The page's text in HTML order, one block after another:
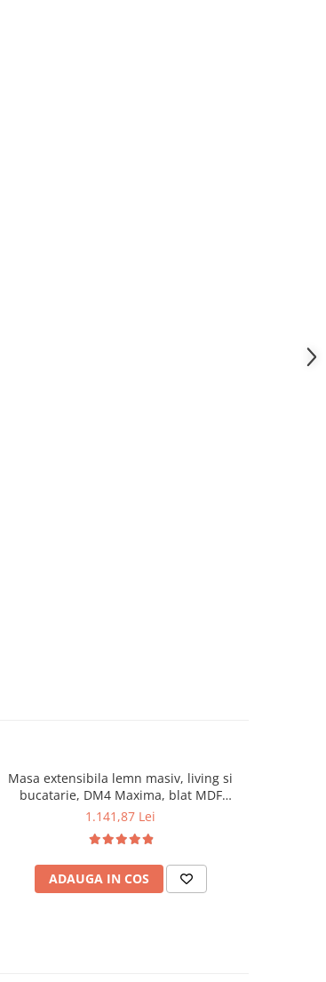
Masa extensibila lemn masiv, living si
bucatarie, DM4 Maxima, blat MDF
Furniruit, colturi rotunjite, 6 persoane,
1.141,87 Lei
ADAUGA IN COS